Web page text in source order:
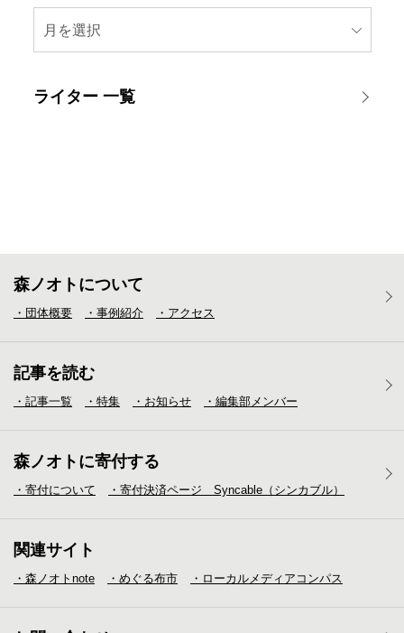
月を選択
ライター 一覧
森ノオトについて
・団体概要 ・事例紹介 ・アクセス
記事を読む
・記事一覧 ・特集 ・お知らせ ・編集部メンバー
森ノオトに寄付する
・寄付について ・寄付決済ページ Syncable（シンカブル）
関連サイト
・森ノオトnote ・めぐる布市 ・ローカルメディア コンパス